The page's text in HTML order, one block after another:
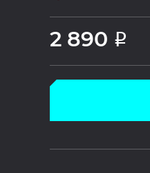
2 890 Р